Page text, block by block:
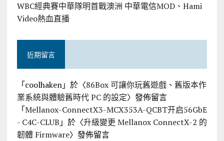
WBC經典賽中華隊明首戰澳洲 中華電信MOD、Hami
Video熱血直播
近期留言
「coolhaken」於〈86Box 可讓你玩舊遊戲、舊版本作
業系統與體驗舊時代 PC 的設定〉發佈留言
「Mellanox-ConnectX3-MCX353A-QCBT开启56GbE
- C4C-CLUB 」於〈升級變更 Mellanox ConnectX-2 的
韌體 Firmware〉發佈留言